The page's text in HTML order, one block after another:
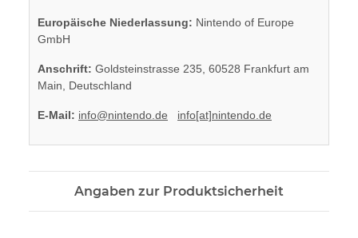
Europäische Niederlassung: Nintendo of Europe
GmbH
Anschrift: Goldsteinstrasse 235, 60528 Frankfurt am
Main, Deutschland
E-Mail: info@nintendo.de info[at]nintendo.de
Angaben zur Produktsicherheit